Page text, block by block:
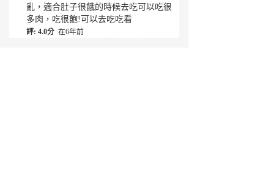
亂，適合肚子很餓的時候去吃可以吃很
多肉，吃很飽!可以去吃吃看
評: 4.0分 在6年前